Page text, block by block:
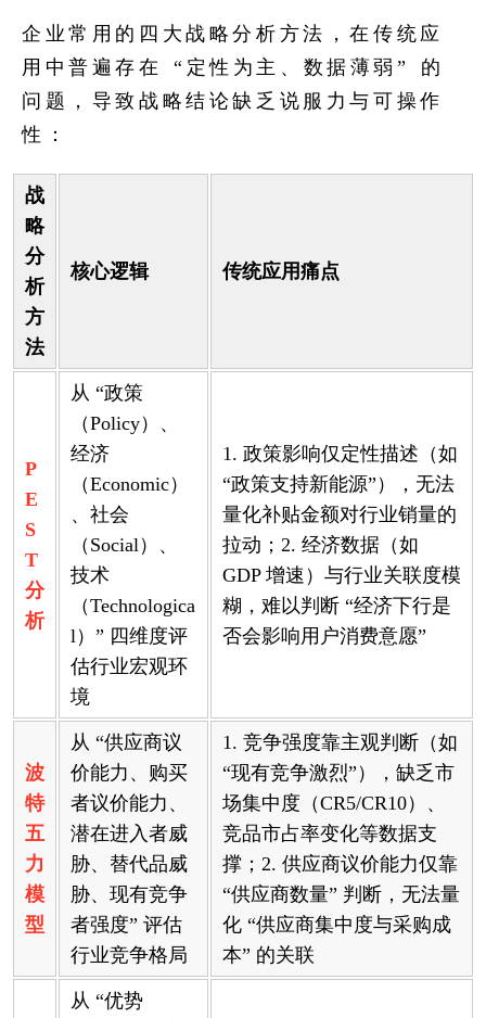
企业常用的四大战略分析方法，在传统应
用中普遍存在 “定性为主、数据薄弱” 的
问题，导致战略结论缺乏说服力与可操作
性：
战
略
分
析
方
法
核心逻辑 传统应用痛点
P
E
S
T
分
析
从 “政策
（Policy）、
经济
（Economic）
、社会
（Social）、
技术
（Technologica
l）” 四维度评
估行业宏观环
境
1. 政策影响仅定性描述（如
“政策支持新能源”），无法
量化补贴金额对行业销量的
拉动；2. 经济数据（如
GDP 增速）与行业关联度模
糊，难以判断 “经济下行是
否会影响用户消费意愿”
波
特
五
力
模
型
从 “供应商议
价能力、购买
者议价能力、
潜在进入者威
胁、替代品威
胁、现有竞争
者强度” 评估
行业竞争格局
1. 竞争强度靠主观判断（如
“现有竞争激烈”），缺乏市
场集中度（CR5/CR10）、
竞品市占率变化等数据支
撑；2. 供应商议价能力仅靠
“供应商数量” 判断，无法量
化 “供应商集中度与采购成
本” 的关联
从 “优势